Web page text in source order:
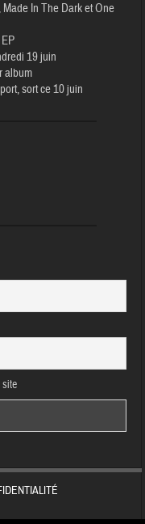
In The Dark et One
19 juin
album
sort ce 10 juin
site